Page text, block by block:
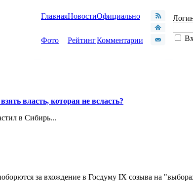
ГлавнаяНовостиОфициально
Фото РейтингКомментарии
власть, которая не всласть?
в Сибирь...
за вхождение в Госдуму IX созыва на